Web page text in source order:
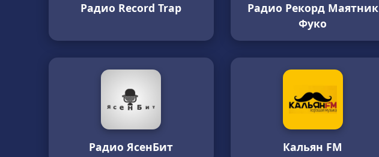
Радио Record Trap
Радио Рекорд Маятник
Фуко
Радио ЯсенБит Кальян FM